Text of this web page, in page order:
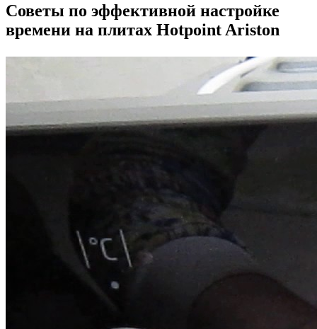
Советы по эффективной настройке
времени на плитах Hotpoint Ariston